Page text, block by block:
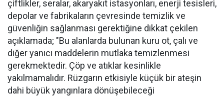
çiftlikler, seralar, akaryakıt istasyonları, enerji tesisleri,
depolar ve fabrikaların çevresinde temizlik ve
güvenliğin sağlanması gerektiğine dikkat çekilen
açıklamada; "Bu alanlarda bulunan kuru ot, çalı ve
diğer yanıcı maddelerin mutlaka temizlenmesi
gerekmektedir. Çöp ve atıklar kesinlikle
yakılmamalıdır. Rüzgarın etkisiyle küçük bir ateşin
dahi büyük yangınlara dönüşebileceği